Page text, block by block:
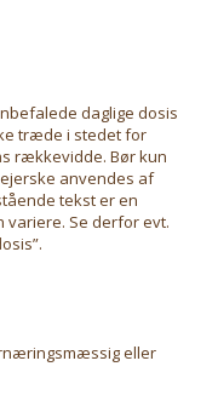
daglige dosis
træde i stedet for
rækkevidde. Bør kun
anvendes af
tekst er en
variere. Se derfor evt.
eller